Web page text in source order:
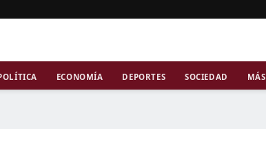
ECONOMÍA DEPORTES SOCIEDAD MÁS